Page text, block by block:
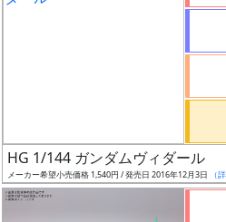
ー
ル
HG 1/144 ガンダムヴィダール
メーカー希望小売価格 1,540円 / 発売日 2016年12月3日 （